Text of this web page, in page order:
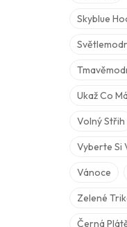
Skyblue
Ukaž Co
Volný Střih
Vyberte Si
Vánoce
Zelené
Černá